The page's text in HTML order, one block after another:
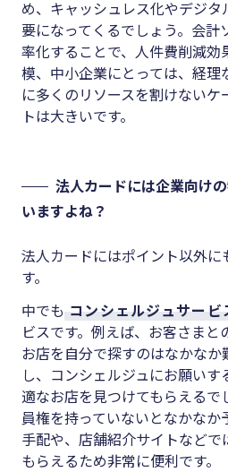
め、キャッシュレス化やデジ
要になってくるでしょう。会計
率化することで、人件費削減効
模、中小企業にとっては、経
に多くのリソースを割けないケ
トは大きいです。
法人カードには企業向け
いますよね？
法人カードにはポイント以外
す。
中でも コンシェルジュサービ
ビスです。例えば、お客さま
お店を自分で探すのはなかな
し、コンシェルジュにお願い
適なお店を見つけてもらえる
員権を持っていないとなかな
手配や、店舗紹介サイトなど
もらえるため非常に便利です。